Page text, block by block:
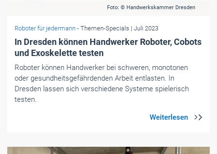
Foto: © Handwerkskammer Dresden
Roboter für jedermann - Themen-Specials | Juli 2023
In Dresden können Handwerker Roboter, Cobots
und Exoskelette testen
Roboter können Handwerker bei schweren, monotonen
oder gesundheitsgefährdenden Arbeit entlasten. In
Dresden lassen sich verschiedene Systeme spielerisch
testen.